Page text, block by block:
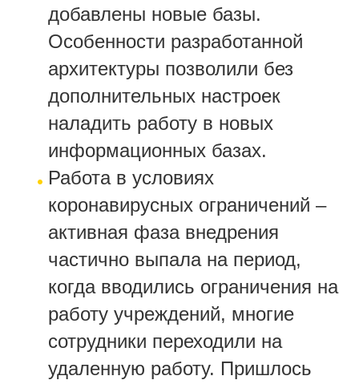
добавлены новые базы.
Особенности разработанной
архитектуры позволили без
дополнительных настроек
наладить работу в новых
информационных базах.
Работа в условиях
коронавирусных ограничений –
активная фаза внедрения
частично выпала на период,
когда вводились ограничения на
работу учреждений, многие
сотрудники переходили на
удаленную работу. Пришлось